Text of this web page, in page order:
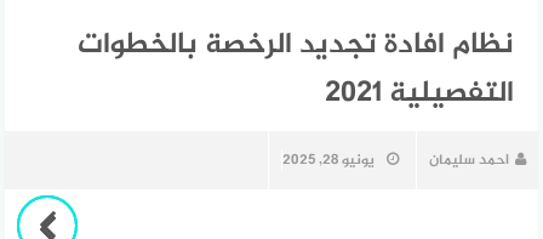
نظام افادة تجديد الرخصة بالخطوات
التفصيلية 2021
احمد سليمان يونيو 28, 2025